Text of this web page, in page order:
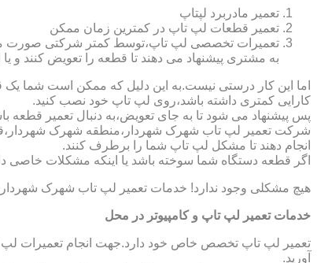
تعمیر مادربرد لپتاپ
تعمیر قطعات لپ تاپ در کمترین زمان ممکن
تعمیرات تخصصی لپ تاپ،توسط کمتر شرکتی صورت می
به مشتری پیشنهاد می دهند تا قطعه را تعویض کنند و یا
اما این کار درستی نیست.به این دلیل که ممکن است شما یک
کارایی کمتری داشته باشد،روی لپ تاپ خود نصب کنید.
پس پیشنهاد می شود تا به جای تعویض،به دنبال تعمیر قطعه
شرکت تعمیر لپ تاب شهرک شهردار،منطقه شهرک
انجام دهند تا مشکل لپ تاپ شما را برطرف کنند.
اگر قطعه دستگاه شما سوخته باشد یا اینکه مشکلات خاصی
هیچ مشکلی وجود ندارد! خدمات تعمیر لپ تاب شهرک
خدمات تعمیر لپ تاپ و کامپیوتر در محل
تعمیر لپ تاپ تخصص خاص خود دارد.جهت انجام تعمیرات لپ
آورید.